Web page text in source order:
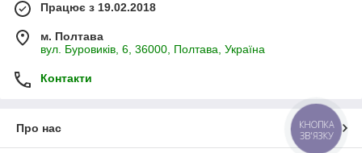
Працює з 19.02.2018
м. Полтава
вул. Буровиків, 6, 36000, Полтава, Україна
Контакти
Про нас
КНОПКА
ЗВ'ЯЗКУ